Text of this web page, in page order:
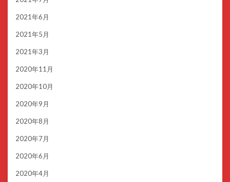
2021年6月
2021年5月
2021年3月
2020年11月
2020年10月
2020年9月
2020年8月
2020年7月
2020年6月
2020年4月